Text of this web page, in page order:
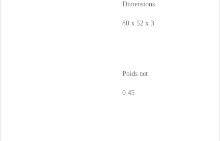
Dimensions
80 x 52 x 3
Poids net
0.45